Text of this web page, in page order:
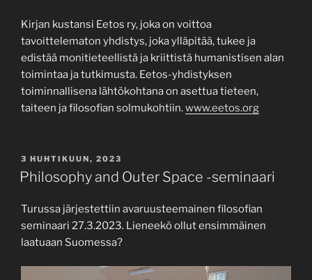
Kirjan kustansi Eetos ry, joka on voittoa
tavoittelematon yhdistys, joka ylläpitää, tukee ja
edistää monitieteellistä ja kriittistä humanistisen alan
toimintaa ja tutkimusta. Eetos-yhdistyksen
toiminnallisena lähtökohtana on asettua tieteen,
taiteen ja filosofian solmukohtiin.www.eetos.org
JULKAISTU
3 HUHTIKUUN, 2023
Philosophy and Outer Space -seminaari
Turussa järjestettiin avaruusteemainen filosofian
seminaari 27.3.2023. Lieneekö ollut ensimmäinen
laatuaan Suomessa?